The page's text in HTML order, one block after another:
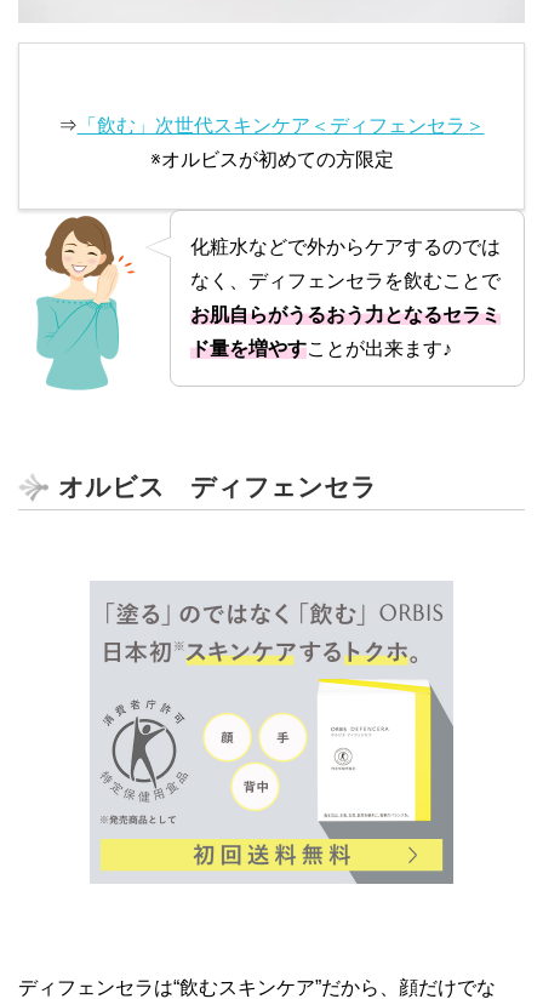
⇒ 「飲む」次世代スキンケア＜ディフェンセラ＞
※オルビスが初めての方限定
化粧水などで外からケアするのでは
なく、ディフェンセラを飲むことで
お肌自らがうるおう力となるセラミ
ド量を増やすことが出来ます♪
オルビス ディフェンセラ
ディフェンセラは“飲むスキンケア”だから、顔だけでな